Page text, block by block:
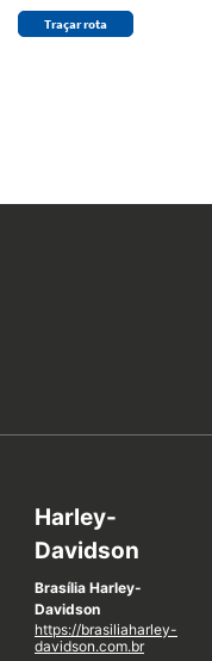
Traçar rota
Harley-
Davidson
Brasília Harley-
Davidson
https://brasiliaharley-
davidson.com.br